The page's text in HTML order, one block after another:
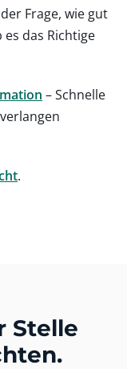
Frage, wie gut
das Richtige
– Schnelle
.
Stelle